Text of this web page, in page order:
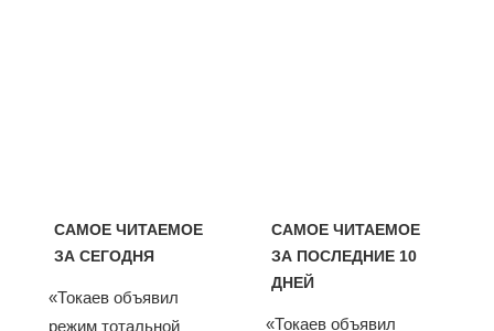
САМОЕ ЧИТАЕМОЕ
ЗА СЕГОДНЯ
«Токаев объявил
режим тотальной
САМОЕ ЧИТАЕМОЕ
ЗА ПОСЛЕДНИЕ 10
ДНЕЙ
«Токаев объявил